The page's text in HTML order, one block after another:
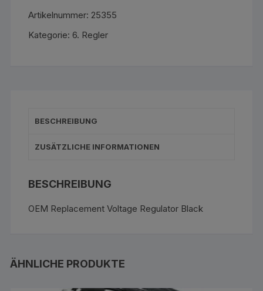
Menge
Artikelnummer: 25355
Kategorie: 6. Regler
BESCHREIBUNG
ZUSÄTZLICHE INFORMATIONEN
BESCHREIBUNG
OEM Replacement Voltage Regulator Black
ÄHNLICHE PRODUKTE